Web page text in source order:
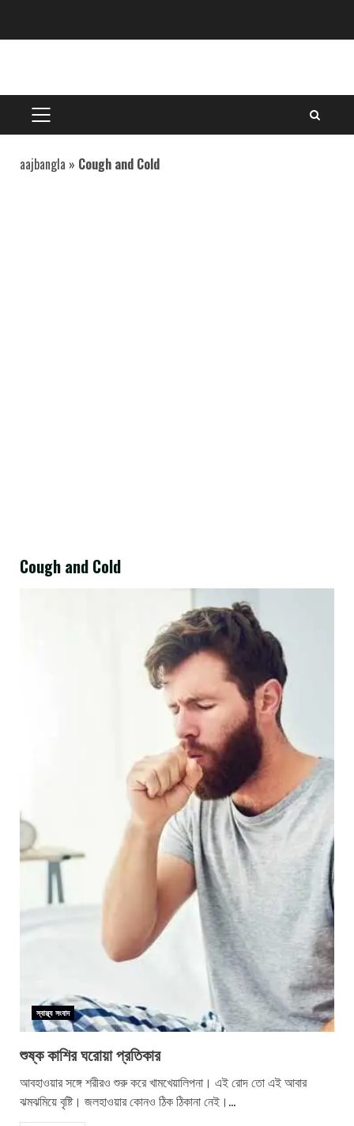
PRIMARY
MENU
aajbangla » Cough and Cold
Cough and Cold
স্বাস্থ্য সংবাদ
শুষ্ক কাশির ঘরোয়া প্রতিকার
আবহাওয়ার সঙ্গে শরীরও শুরু করে খামখেয়ালিপনা। এই রোদ তো এই আবার
ঝমঝমিয়ে বৃষ্টি। জলহাওয়ার কোনও ঠিক ঠিকানা নেই।...